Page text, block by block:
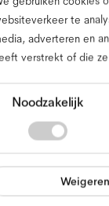
te
adverteren en
verstrekt of die
Noodzakelijk
Weigeren